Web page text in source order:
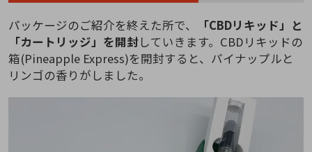
パッケージのご紹介を終えた所で、
「CBDリキッド」と
「カートリッジ」を開封していきます。CBDリキッドの
箱(Pineapple Express)を開封すると、パイナップルと
リンゴの香りがしました。